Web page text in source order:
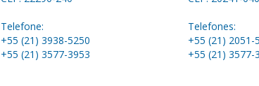
Telefone:
+55 (21) 3938-5250
+55 (21) 3577-3953
Telefones:
+55 (21) 2051-
+55 (21) 3577-